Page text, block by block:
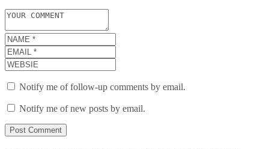
Notify me of follow-up comments by email.
Notify me of new posts by email.